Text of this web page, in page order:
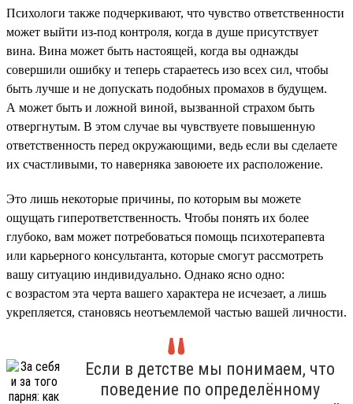
Психологи также подчеркивают, что чувство ответственности
может выйти из-под контроля, когда в душе присутствует
вина. Вина может быть настоящей, когда вы однажды
совершили ошибку и теперь стараетесь изо всех сил, чтобы
быть лучше и не допускать подобных промахов в будущем.
А может быть и ложной виной, вызванной страхом быть
отвергнутым. В этом случае вы чувствуете повышенную
ответственность перед окружающими, ведь если вы сделаете
их счастливыми, то наверняка завоюете их расположение.
Это лишь некоторые причины, по которым вы можете
ощущать гиперответственность. Чтобы понять их более
глубоко, вам может потребоваться помощь психотерапевта
или карьерного консультанта, которые смогут рассмотреть
вашу ситуацию индивидуально. Однако ясно одно:
с возрастом эта черта вашего характера не исчезает, а лишь
укрепляется, становясь неотъемлемой частью вашей личности.
Если в детстве мы понимаем, что
поведение по определённому